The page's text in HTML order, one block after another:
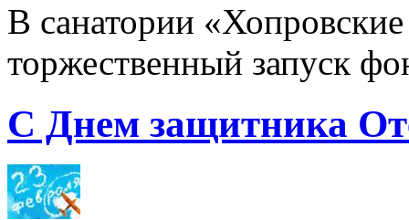
В санатории «Хопровские
торжественный запуск
С Днем защитника